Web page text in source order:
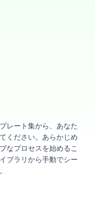
レート集から、あなた
ください。あらかじめ
なプロセスを始めるこ
ブラリから手動でシー